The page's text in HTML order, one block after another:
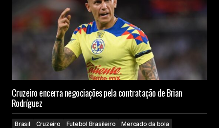
Cruzeiro encerra negociações pela contratação de Brian
Rodríguez
Brasil Cruzeiro Futebol Brasileiro
Mercado da bola